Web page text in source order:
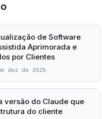
de Software
Aprimorada e
por Clientes
dez de 2025
versão do Claude que
do cliente